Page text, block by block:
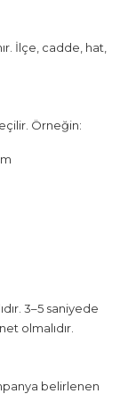
İlçe, cadde, hat,
Örneğin:
3–5 saniyede
olmalıdır.
belirlenen